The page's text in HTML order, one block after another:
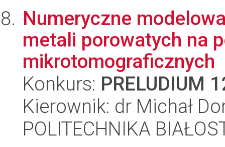
Numeryczne
metali porowatych na
mikrotomograficznych
Konkurs: PRELUDIUM
Kierownik: dr Michał
POLITECHNIKA